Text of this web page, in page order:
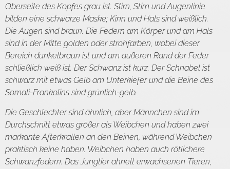
Oberseite des Kopfes grau ist. Stirn, Stirn und Augenlinie
bilden eine schwarze Maske; Kinn und Hals sind weißlich.
Die Augen sind braun. Die Federn am Körper und am Hals
sind in der Mitte golden oder strohfarben, wobei dieser
Bereich dunkelbraun ist und am äußeren Rand der Feder
schließlich weiß ist. Der Schwanz ist kurz. Der Schnabel ist
schwarz mit etwas Gelb am Unterkiefer und die Beine des
Somali-Frankolins sind grünlich-gelb.
Die Geschlechter sind ähnlich, aber Männchen sind im
Durchschnitt etwas größer als Weibchen und haben zwei
markante Afterkrallen an den Beinen, während Weibchen
praktisch keine haben. Weibchen haben auch rötlichere
Schwanzfedern. Das Jungtier ähnelt erwachsenen Tieren,